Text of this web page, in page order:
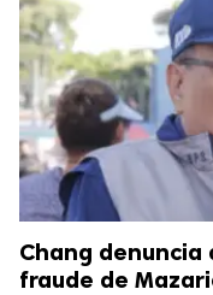
Chang denuncia
fraude de